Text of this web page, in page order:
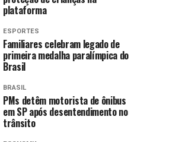
plataforma
ESPORTES
Familiares celebram legado de
primeira medalha paralímpica do
Brasil
BRASIL
PMs detêm motorista de ônibus
em SP após desentendimento no
trânsito